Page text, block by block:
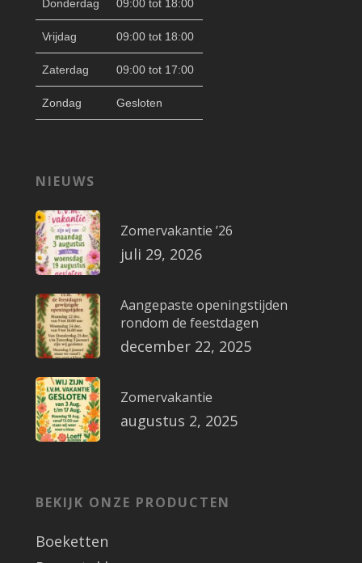
Donderdag 09:00 tot 18:00
Vrijdag 09:00 tot 18:00
Zaterdag 09:00 tot 17:00
Zondag Gesloten
NIEUWS
Zomervakantie ’26
juli 29, 2026
Aangepaste openingstijden
rondom de feestdagen
december 22, 2025
Zomervakantie
augustus 2, 2025
BEKIJK ONZE PRODUCTEN
Boeketten